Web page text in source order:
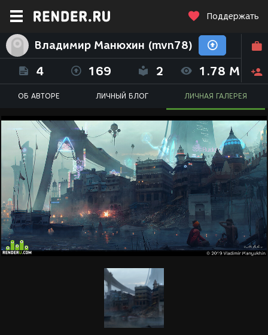
Поддержать
Владимир Манюхин (mvn78)
4 169 2 1.78 M
ОБ АВТОРЕ ЛИЧНЫЙ БЛОГ ЛИЧНАЯ ГАЛЕРЕЯ